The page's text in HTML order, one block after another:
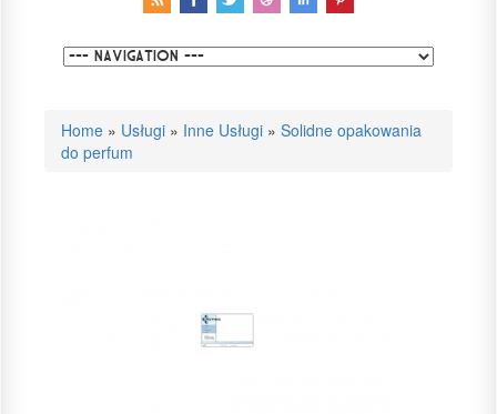
Home » Usługi » Inne Usługi » Solidne opakowania
do perfum